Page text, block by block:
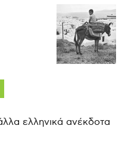
ελληνικά ανέκδοτα